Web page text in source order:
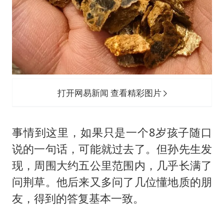
打开网易新闻 查看精彩图片
事情到这里，如果只是一个8岁孩子随口
说的一句话，可能就过去了。但孙先生发
现，周围大约五公里范围内，几乎长满了
问荆草。他后来又多问了几位懂地质的朋
友，得到的答复基本一致。